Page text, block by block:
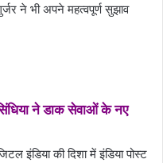
ने भी अपने महत्‍वपूर्ण सुझाव
ने डाक सेवाओं के नए
इंडिया की दिशा में इंडिया पोस्ट